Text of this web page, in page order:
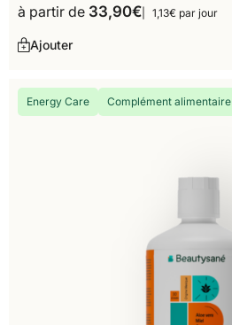
à partir de 33,90€ 1,13€ par jour
Ajouter
Energy Care Complément alimentaire